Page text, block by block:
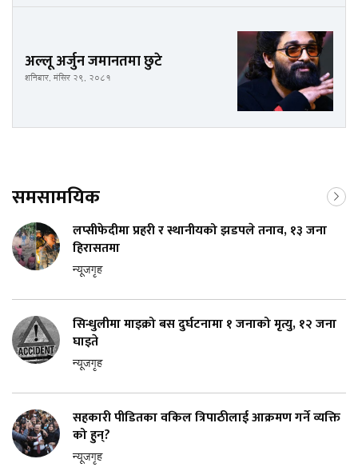
अल्लू अर्जुन जमानतमा छुटे
शनिबार, मंसिर २९, २०८१
समसामयिक
लप्सीफेदीमा प्रहरी र स्थानीयको झडपले तनाव, १३ जना
हिरासतमा
न्यूजगृह
सिन्धुलीमा माइक्रो बस दुर्घटनामा १ जनाको मृत्यु, १२ जना
घाइते
न्यूजगृह
सहकारी पीडितका वकिल त्रिपाठीलाई आक्रमण गर्ने व्यक्ति
को हुन्?
न्यूजगृह